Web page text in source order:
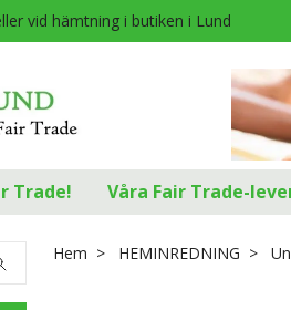
vid hämtning i butiken i Lund
Trade! Våra Fair Trade-
Hem HEMINREDNING